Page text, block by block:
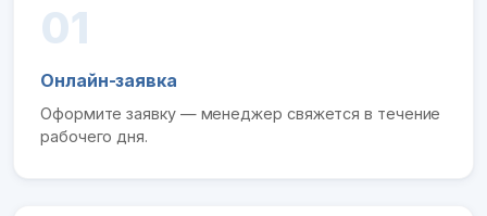
01
Онлайн-заявка
Оформите заявку — менеджер свяжется в течение
рабочего дня.